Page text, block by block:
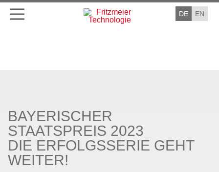
DE EN
BAYERISCHER
STAATSPREIS 2023
DIE ERFOLGSSERIE GEHT
WEITER!